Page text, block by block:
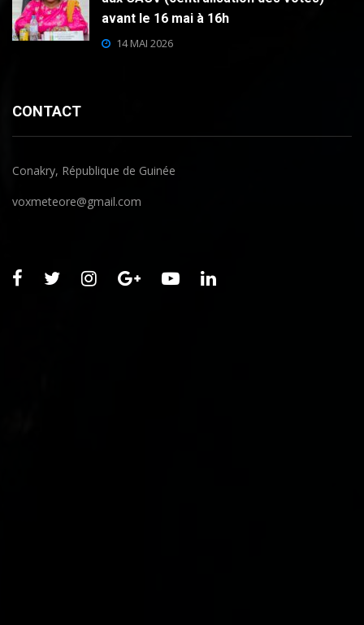
avant le 16 mai à 16h
14 MAI 2026
CONTACT
Conakry, République de Guinée
voxmeteore@gmail.com